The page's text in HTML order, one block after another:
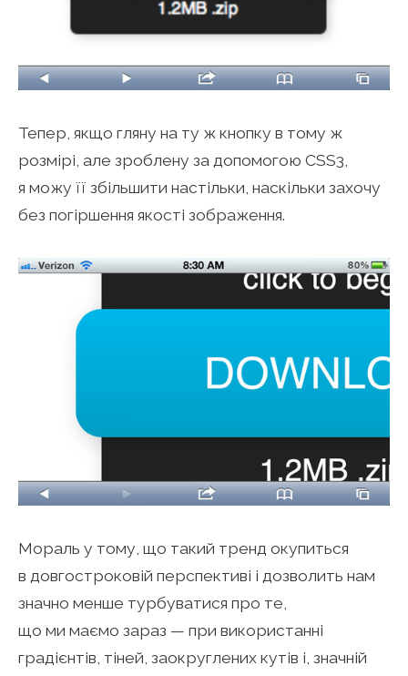
Тепер, якщо гляну на ту ж кнопку в тому ж
розмірі, але зроблену за допомогою CSS3,
я можу її збільшити настільки, наскільки захочу
без погіршення якості зображення.
Мораль у тому, що такий тренд окупиться
в довгостроковій перспективі і дозволить нам
значно менше турбуватися про те,
що ми маємо зараз — при використанні
градієнтів, тіней, заокруглених кутів і, значній